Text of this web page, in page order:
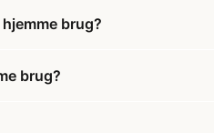
brug?
brug?